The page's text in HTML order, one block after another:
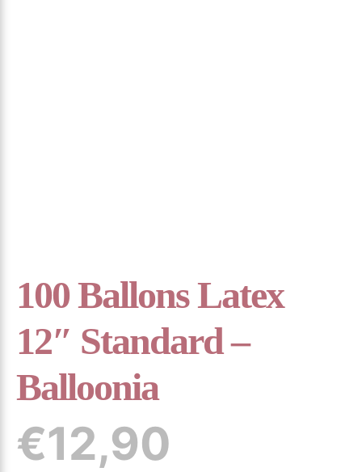
100 Ballons Latex
12″ Standard –
Balloonia
€12,90